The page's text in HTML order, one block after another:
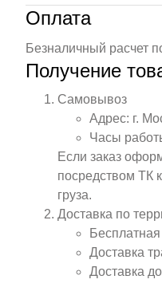
Оплата
Безналичный расчет
Получение
Самовывоз
Адрес: г.
Часы
Если заказ
посредством ТК
груза.
Доставка по
Доставка
Доставка